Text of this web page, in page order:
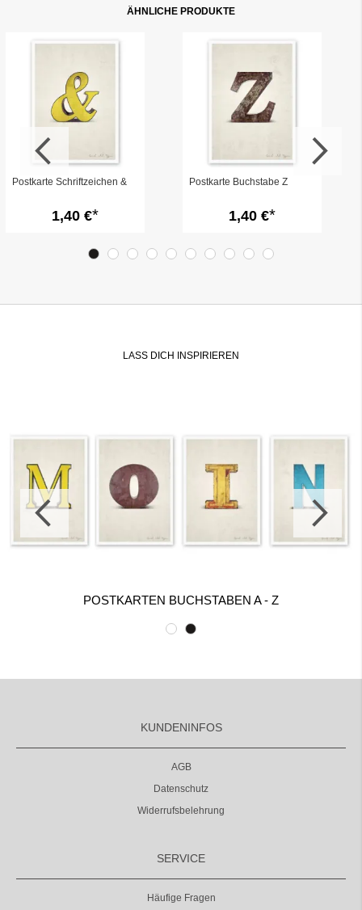
ÄHNLICHE PRODUKTE
Postkarte Schriftzeichen &
1,40 €
Postkarte Buchstabe Z
1,40 €
LASS DICH INSPIRIEREN
POSTKARTEN BUCHSTABEN A - Z
KUNDENINFOS
AGB
Datenschutz
Widerrufsbelehrung
SERVICE
Häufige Fragen